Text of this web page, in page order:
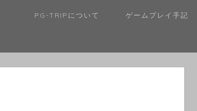
PG-TRIPについて ゲームプレイ手記